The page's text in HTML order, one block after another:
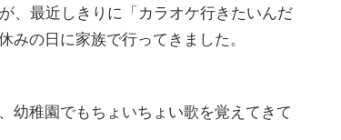
、最近しきりに「カラオケ行きたいんだ
みの日に家族で行ってきました。
幼稚園でもちょいちょい歌を覚えてきて